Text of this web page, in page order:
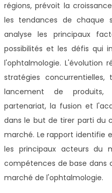
régions, prévoit la
les tendances de chaque
analyse les principaux
possibilités et les défis qui
l'ophtalmologie. L'évolution
stratégies concurrentielles,
lancement de produits,
partenariat, la fusion et
dans le but de tirer parti du
marché. Le rapport identifie
les principaux acteurs du
compétences de base dans
marché de l'ophtalmologie.